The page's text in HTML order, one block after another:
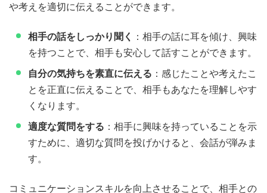
や考えを適切に伝えることができます。
相手の話をしっかり聞く ：相手の話に耳を傾け、興味
を持つことで、相手も安心して話すことができます。
自分の気持ちを素直に伝える ：感じたことや考えたこ
とを正直に伝えることで、相手もあなたを理解しやす
くなります。
適度な質問をする ：相手に興味を持っていることを示
すために、適切な質問を投げかけると、会話が弾みま
す。
コミュニケーションスキルを向上させることで、相手との